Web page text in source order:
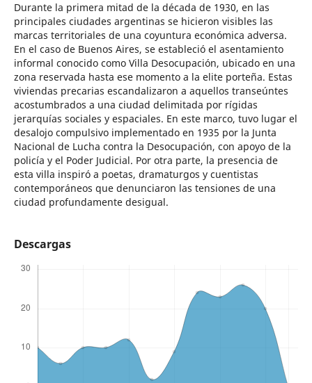
Durante la primera mitad de la década de 1930, en las
principales ciudades argentinas se hicieron visibles las
marcas territoriales de una coyuntura económica adversa.
En el caso de Buenos Aires, se estableció el asentamiento
informal conocido como Villa Desocupación, ubicado en una
zona reservada hasta ese momento a la elite porteña. Estas
viviendas precarias escandalizaron a aquellos transeúntes
acostumbrados a una ciudad delimitada por rígidas
jerarquías sociales y espaciales. En este marco, tuvo lugar el
desalojo compulsivo implementado en 1935 por la Junta
Nacional de Lucha contra la Desocupación, con apoyo de la
policía y el Poder Judicial. Por otra parte, la presencia de
esta villa inspiró a poetas, dramaturgos y cuentistas
contemporáneos que denunciaron las tensiones de una
ciudad profundamente desigual.
Descargas